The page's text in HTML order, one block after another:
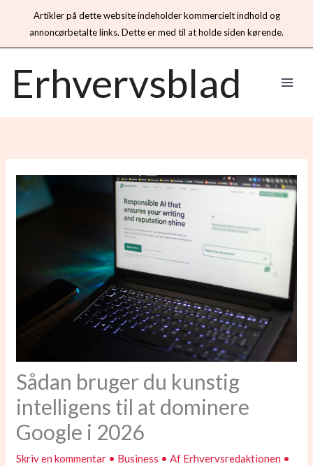
Artikler på dette website indeholder kommercielt indhold og
annoncørbetalte links. Dette er med til at holde siden kørende.
indholdet
Erhvervsblad
Sådan bruger du kunstig
intelligens til at dominere
Google i 2026
Skriv en kommentar • Business • Af Erhvervsredaktionen •